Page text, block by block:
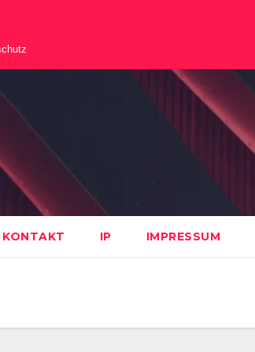
KONTAKT IP IMPRESSUM